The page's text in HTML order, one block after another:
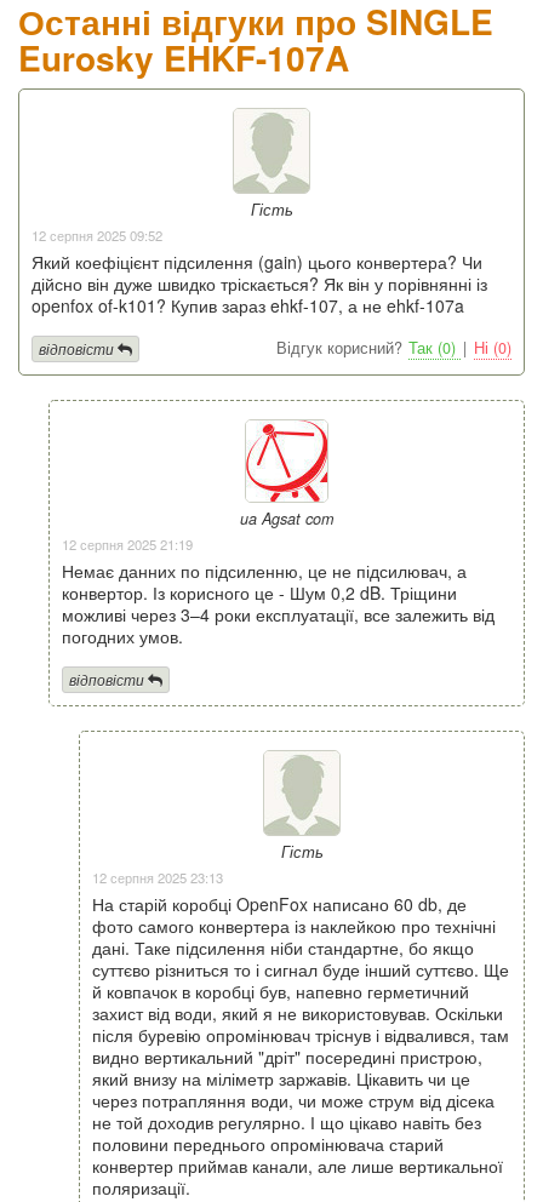
Останні відгуки про SINGLE
Eurosky EHKF-107A
Гість
12 серпня 2025 09:52
Який коефіцієнт підсилення (gain) цього конвертера? Чи
дійсно він дуже швидко тріскається? Як він у порівнянні із
openfox of-k101? Купив зараз ehkf-107, а не ehkf-107a
Відгук корисний? Так (0) | Ні (0)
відповісти
ua Agsat com
12 серпня 2025 21:19
Немає данних по підсиленню, це не підсилювач, а
конвертор. Із корисного це - Шум 0,2 dB. Тріщини
можливі через 3–4 роки експлуатації, все залежить від
погодних умов.
відповісти
Гість
12 серпня 2025 23:13
На старій коробці OpenFox написано 60 db, де
фото самого конвертера із наклейкою про технічні
дані. Таке підсилення ніби стандартне, бо якщо
суттєво різниться то і сигнал буде інший суттєво. Ще
й ковпачок в коробці був, напевно герметичний
захист від води, який я не використовував. Оскільки
після буревію опромінювач тріснув і відвалився, там
видно вертикальний "дріт" посередині пристрою,
який внизу на міліметр заржавів. Цікавить чи це
через потрапляння води, чи може струм від дісека
не той доходив регулярно. І що цікаво навіть без
половини переднього опромінювача старий
конвертер приймав канали, але лише вертикальної
поляризації.